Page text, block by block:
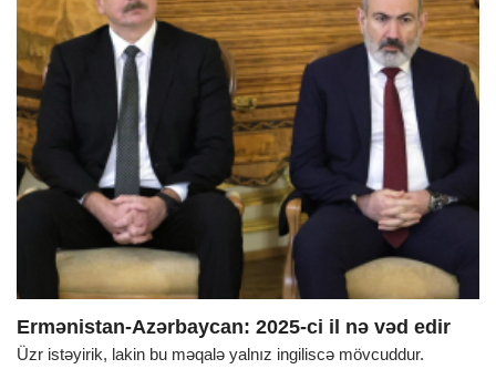
Ermənistan-Azərbaycan: 2025-ci il nə vəd edir
Üzr istəyirik, lakin bu məqalə yalnız ingiliscə mövcuddur.